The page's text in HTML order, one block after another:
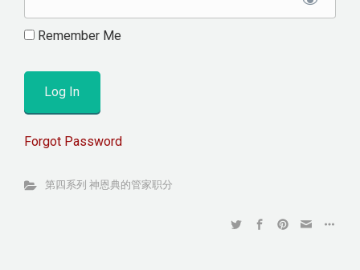
Remember Me
Forgot Password
第四系列 神恩典的管家职分